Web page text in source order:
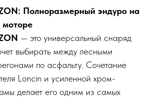
Полноразмерный эндуро на
— это универсальный снаряд
выбирать между лесными
по асфальту. Сочетание
Loncin и усиленной хром-
делает его одним из самых